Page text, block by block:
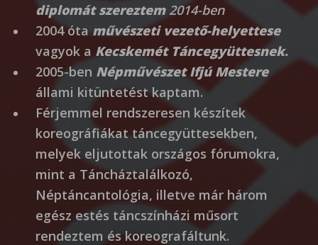
diplomát szereztem 2014-ben
2004 óta művészeti vezető-helyettese
vagyok a Kecskemét Táncegyüttesnek.
2005-ben Népművészet Ifjú Mestere
állami kitüntetést kaptam.
Férjemmel rendszeresen készítek
koreográfiákat táncegyüttesekben,
melyek eljutottak országos fórumokra,
mint a Táncháztalálkozó,
Néptáncantológia, illetve már három
egész estés táncszínházi műsort
rendeztem és koreografáltunk.